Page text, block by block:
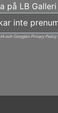
på LB
och Googles Privacy